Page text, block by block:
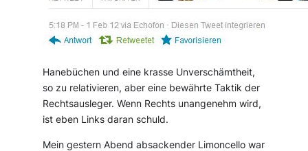
Hanebüchen und eine krasse Unverschämtheit,
so zu relativieren, aber eine bewährte Taktik der
Rechtsausleger. Wenn Rechts unangenehm wird,
ist eben Links daran schuld.
Mein gestern Abend absackender Limoncello war